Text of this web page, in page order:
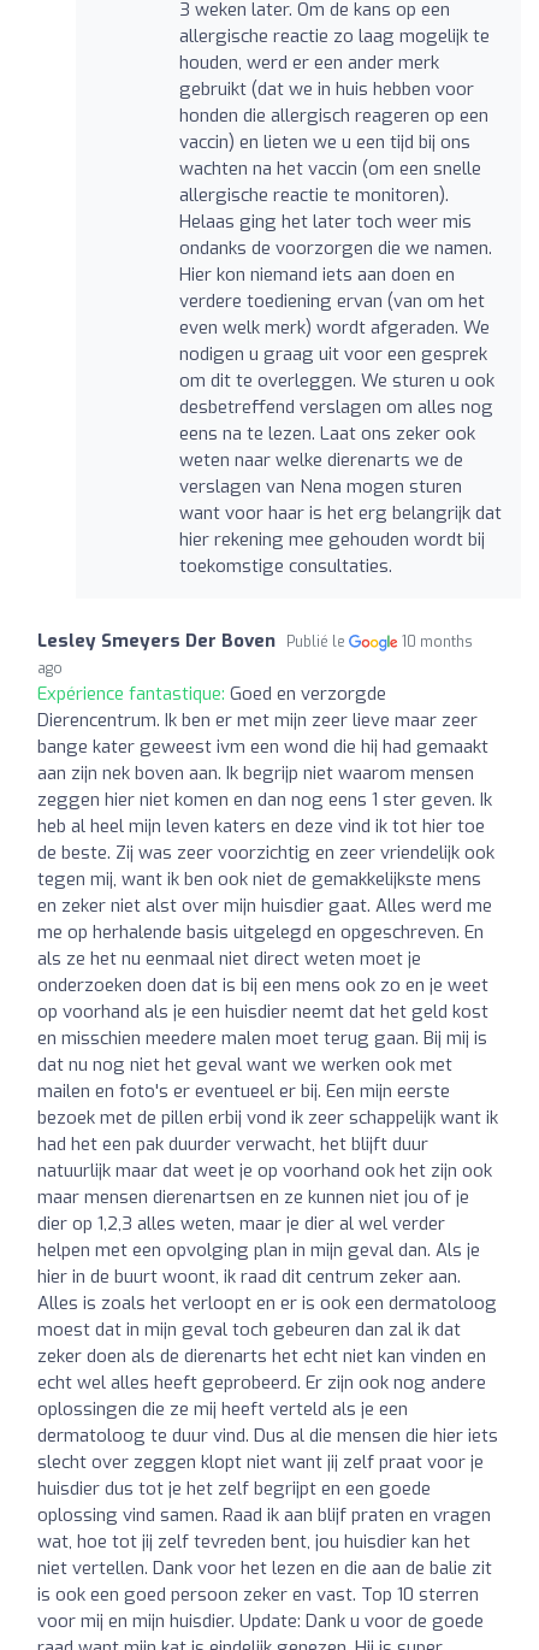
3 weken later. Om de kans op een
allergische reactie zo laag mogelijk te
houden, werd er een ander merk
gebruikt (dat we in huis hebben voor
honden die allergisch reageren op een
vaccin) en lieten we u een tijd bij ons
wachten na het vaccin (om een snelle
allergische reactie te monitoren).
Helaas ging het later toch weer mis
ondanks de voorzorgen die we namen.
Hier kon niemand iets aan doen en
verdere toediening ervan (van om het
even welk merk) wordt afgeraden. We
nodigen u graag uit voor een gesprek
om dit te overleggen. We sturen u ook
desbetreffend verslagen om alles nog
eens na te lezen. Laat ons zeker ook
weten naar welke dierenarts we de
verslagen van Nena mogen sturen
want voor haar is het erg belangrijk dat
hier rekening mee gehouden wordt bij
toekomstige consultaties.
Lesley Smeyers Der Boven Publié le
10 months
ago
Expérience fantastique: Goed en verzorgde
Dierencentrum. Ik ben er met mijn zeer lieve maar zeer
bange kater geweest ivm een wond die hij had gemaakt
aan zijn nek boven aan. Ik begrijp niet waarom mensen
zeggen hier niet komen en dan nog eens 1 ster geven. Ik
heb al heel mijn leven katers en deze vind ik tot hier toe
de beste. Zij was zeer voorzichtig en zeer vriendelijk ook
tegen mij, want ik ben ook niet de gemakkelijkste mens
en zeker niet alst over mijn huisdier gaat. Alles werd me
me op herhalende basis uitgelegd en opgeschreven. En
als ze het nu eenmaal niet direct weten moet je
onderzoeken doen dat is bij een mens ook zo en je weet
op voorhand als je een huisdier neemt dat het geld kost
en misschien meedere malen moet terug gaan. Bij mij is
dat nu nog niet het geval want we werken ook met
mailen en foto's er eventueel er bij. Een mijn eerste
bezoek met de pillen erbij vond ik zeer schappelijk want ik
had het een pak duurder verwacht, het blijft duur
natuurlijk maar dat weet je op voorhand ook het zijn ook
maar mensen dierenartsen en ze kunnen niet jou of je
dier op 1,2,3 alles weten, maar je dier al wel verder
helpen met een opvolging plan in mijn geval dan. Als je
hier in de buurt woont, ik raad dit centrum zeker aan.
Alles is zoals het verloopt en er is ook een dermatoloog
moest dat in mijn geval toch gebeuren dan zal ik dat
zeker doen als de dierenarts het echt niet kan vinden en
echt wel alles heeft geprobeerd. Er zijn ook nog andere
oplossingen die ze mij heeft verteld als je een
dermatoloog te duur vind. Dus al die mensen die hier iets
slecht over zeggen klopt niet want jij zelf praat voor je
huisdier dus tot je het zelf begrijpt en een goede
oplossing vind samen. Raad ik aan blijf praten en vragen
wat, hoe tot jij zelf tevreden bent, jou huisdier kan het
niet vertellen. Dank voor het lezen en die aan de balie zit
is ook een goed persoon zeker en vast. Top 10 sterren
voor mij en mijn huisdier. Update: Dank u voor de goede